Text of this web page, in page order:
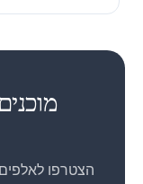
הצטרפו